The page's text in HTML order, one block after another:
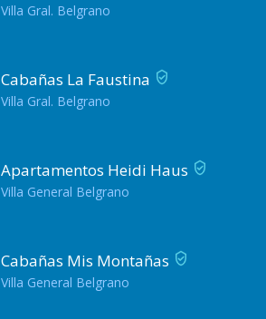
Villa Gral. Belgrano
Cabañas La Faustina
Villa Gral. Belgrano
Apartamentos Heidi Haus
Villa General Belgrano
Cabañas Mis Montañas
Villa General Belgrano